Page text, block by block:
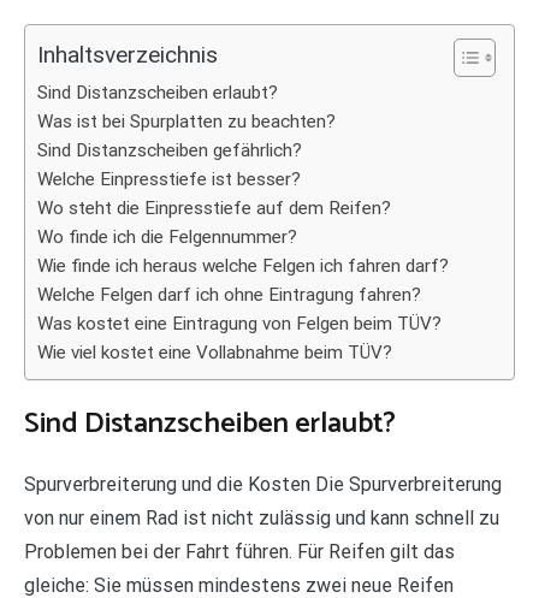
Inhaltsverzeichnis
Sind Distanzscheiben erlaubt?
Was ist bei Spurplatten zu beachten?
Sind Distanzscheiben gefährlich?
Welche Einpresstiefe ist besser?
Wo steht die Einpresstiefe auf dem Reifen?
Wo finde ich die Felgennummer?
Wie finde ich heraus welche Felgen ich fahren darf?
Welche Felgen darf ich ohne Eintragung fahren?
Was kostet eine Eintragung von Felgen beim TÜV?
Wie viel kostet eine Vollabnahme beim TÜV?
Sind Distanzscheiben erlaubt?
Spurverbreiterung und die Kosten Die Spurverbreiterung
von nur einem Rad ist nicht zulässig und kann schnell zu
Problemen bei der Fahrt führen. Für Reifen gilt das
gleiche: Sie müssen mindestens zwei neue Reifen